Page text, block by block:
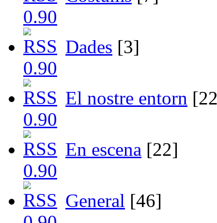
Dades [3]
El nostre entorn
En escena [22]
General [46]